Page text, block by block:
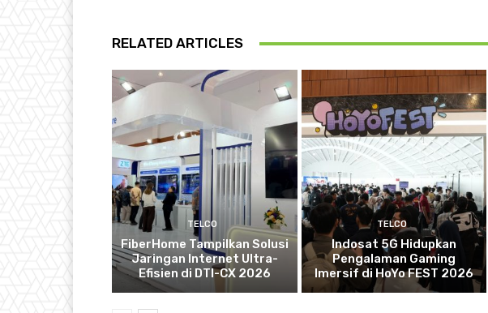
RELATED ARTICLES
TELCO
FiberHome Tampilkan Solusi
Jaringan Internet Ultra-
Efisien di DTI-CX 2026
TELCO
Indosat 5G Hidupkan
Pengalaman Gaming
Imersif di HoYo FEST 2026